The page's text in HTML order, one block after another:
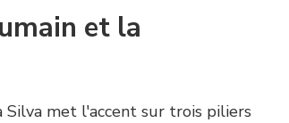
et la
Silva met l'accent sur trois piliers